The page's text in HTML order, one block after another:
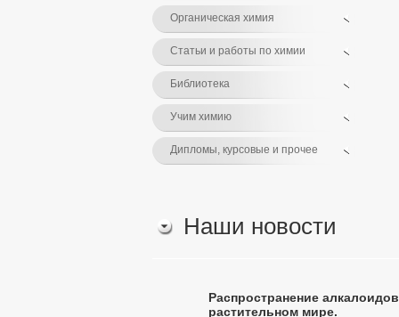
Органическая химия
Статьи и работы по химии
Библиотека
Учим химию
Дипломы, курсовые и прочее
Наши новости
Распространение
растительном мире.